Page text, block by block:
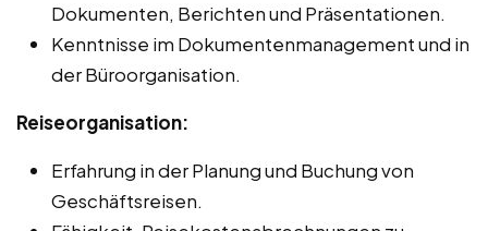
Dokumenten, Berichten und Präsentationen.
Kenntnisse im Dokumentenmanagement und in
der Büroorganisation.
Reiseorganisation:
Erfahrung in der Planung und Buchung von
Geschäftsreisen.